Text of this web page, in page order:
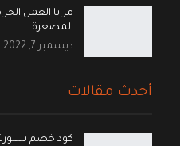
مزايا العمل
المصغرة
ديسمبر 7, 2022
أحدث مقالات